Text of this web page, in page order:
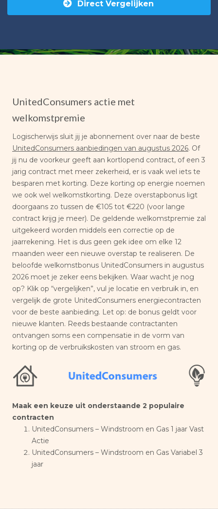
Direct Vergelijken
UnitedConsumers actie met
welkomstpremie
Logischerwijs sluit jij je abonnement over naar de beste
UnitedConsumers aanbiedingen van augustus 2026. Of
jij nu de voorkeur geeft aan kortlopend contract, of een 3
jarig contract met meer zekerheid, er is vaak wel iets te
besparen met korting. Deze korting op energie noemen
we ook wel welkomstkorting. Deze overstapbonus ligt
doorgaans zo tussen de €105 tot €220 (voor lange
contract krijg je meer). De geldende welkomstpremie zal
uitgekeerd worden middels een correctie op de
jaarrekening. Het is dus geen gek idee om elke 12
maanden weer een nieuwe overstap te realiseren. De
beloofde welkomstbonus UnitedConsumers in augustus
2026 moet je zeker eens bekijken. Waar wacht je nog
op? Klik op “vergelijken”, vul je locatie en verbruik in, en
vergelijk de grote UnitedConsumers energiecontracten
voor de beste aanbieding. Let op: de bonus geldt voor
nieuwe klanten. Reeds bestaande contractanten
ontvangen soms een compensatie in de vorm van
korting op de verbruikskosten van stroom en gas.
Maak een keuze uit onderstaande 2 populaire
contracten
UnitedConsumers – Windstroom en Gas 1 jaar Vast
Actie
UnitedConsumers – Windstroom en Gas Variabel 3
jaar